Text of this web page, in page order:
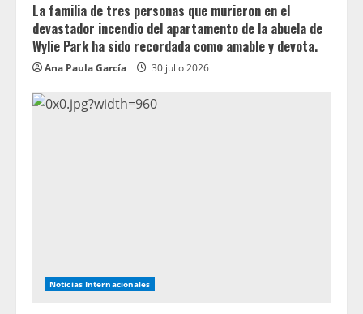
La familia de tres personas que murieron en el
devastador incendio del apartamento de la abuela de
Wylie Park ha sido recordada como amable y devota.
Ana Paula García 30 julio 2026
Noticias Internacionales